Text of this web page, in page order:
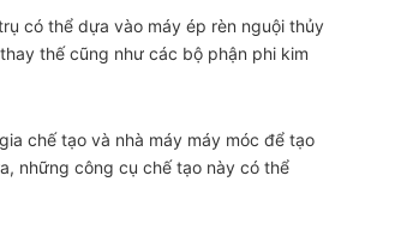
có thể dựa vào máy ép rèn nguội thủy
thế cũng như các bộ phận phi kim
chế tạo và nhà máy máy móc để tạo
những công cụ chế tạo này có thể